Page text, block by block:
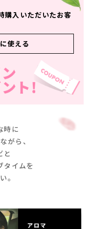
購入いただいたお客
使える
時に
がら、
と
タイムを
。